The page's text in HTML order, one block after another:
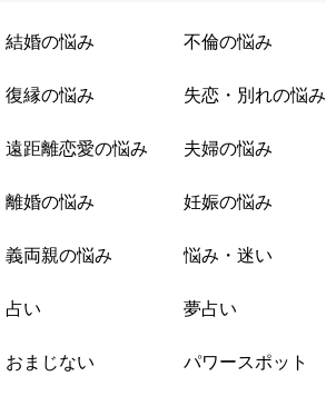
結婚の悩み 不倫の悩み
復縁の悩み 失恋・別れの悩み
遠距離恋愛の悩み 夫婦の悩み
離婚の悩み 妊娠の悩み
義両親の悩み 悩み・迷い
占い 夢占い
おまじない パワースポット